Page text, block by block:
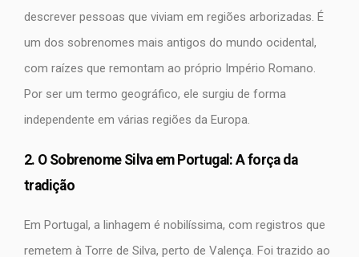
descrever pessoas que viviam em regiões arborizadas. É
um dos sobrenomes mais antigos do mundo ocidental,
com raízes que remontam ao próprio Império Romano.
Por ser um termo geográfico, ele surgiu de forma
independente em várias regiões da Europa.
2. O Sobrenome Silva em Portugal: A força da
tradição
Em Portugal, a linhagem é nobilíssima, com registros que
remetem à Torre de Silva, perto de Valença. Foi trazido ao